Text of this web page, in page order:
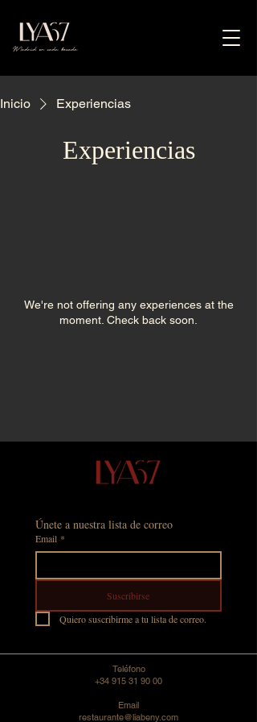
Inicio Experiencias
Experiencias
We're not offering any experiences at the
moment. Check back soon.
Únete a nuestra lista de correo
Email *
Suscribirse
Quiero suscribirme a tu lista de correo.
Teléfono
+34 915 31 90 00
Email
restaurante@liabeny.com